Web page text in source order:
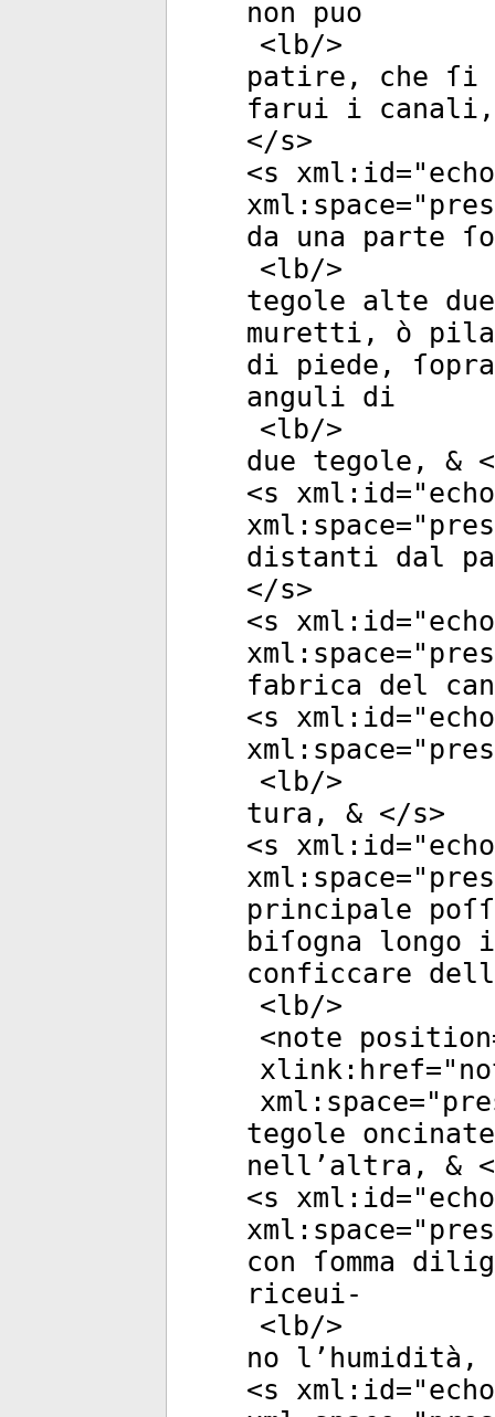
non puo
<lb/>
patire, che ſi
farui i canali,
</s>
<s xml:id="
xml:space="
da una parte
<lb/>
tegole alte
muretti, ò
di piede,
anguli di
<lb/>
due tegole, &
<s xml:id="
xml:space="
distanti dal
</s>
<s xml:id="
xml:space="
fabrica del
<s xml:id="
xml:space="
<lb/>
tura, & </s>
<s xml:id="
xml:space="
principale
biſogna longo
conficcare
<lb/>
<note position
xlink:href="
xml:space="
tegole
nell’altra, &
<s xml:id="
xml:space="
con ſomma
riceui-
<lb/>
no l’humidità,
<s xml:id="